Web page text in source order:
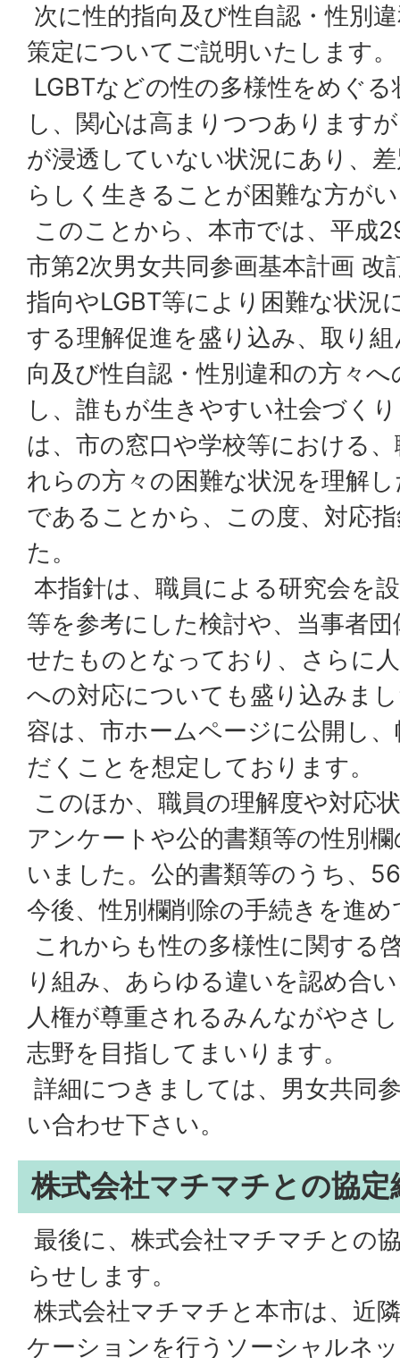
次に性的指向及び性自認・性別
策定についてご説明いたします。
LGBTなどの性の多様性をめぐ
し、関心は高まりつつあります
が浸透していない状況にあり、
らしく生きることが困難な方が
このことから、本市では、平成
市第2次男女共同参画基本計画 改
指向やLGBT等により困難な状況
する理解促進を盛り込み、取り
向及び性自認・性別違和の方々
し、誰もが生きやすい社会づく
は、市の窓口や学校等における
れらの方々の困難な状況を理解
であることから、この度、対応
た。
本指針は、職員による研究会を
等を参考にした検討や、当事者
せたものとなっており、さらに
への対応についても盛り込みま
容は、市ホームページに公開し
だくことを想定しております。
このほか、職員の理解度や対応
アンケートや公的書類等の性別
いました。公的書類等のうち、
今後、性別欄削除の手続きを進
これからも性の多様性に関する
り組み、あらゆる違いを認め合
人権が尊重されるみんながやさ
志野を目指してまいります。
詳細につきましては、男女共同
い合わせ下さい。
株式会社マチマチとの協定
最後に、株式会社マチマチとの
らせします。
株式会社マチマチと本市は、近
ケーションを行うソーシャルネ